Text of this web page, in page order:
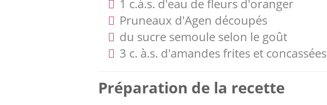
1 c.à.s. d'eau de fleurs d'oranger
Pruneaux d'Agen découpés
du sucre semoule selon le goût
3 c. à.s. d'amandes frites et concassées
Préparation de la recette